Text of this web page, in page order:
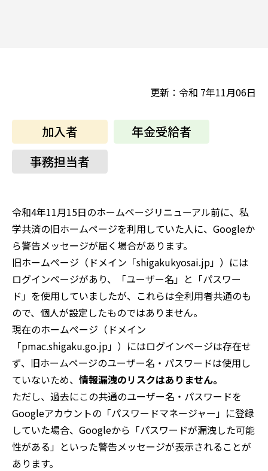
更新：令和 7年11月06日
加入者
年金受給者
事務担当者
令和4年11月15日のホームページリニューアル前に、私
学共済の旧ホームページを利用していた人に、Googleか
ら警告メッセージが届く場合があります。
旧ホームページ（ドメイン「shigakukyosai.jp」）には
ログインページがあり、「ユーザー名」と「パスワー
ド」を使用していましたが、これらは全利用者共通のも
ので、個人が設定したものではありません。
現在のホームページ（ドメイン
「pmac.shigaku.go.jp」）にはログインページは存在せ
ず、旧ホームページのユーザー名・パスワードは使用し
ていないため、 情報漏洩のリスクはありません。
ただし、過去にこの共通のユーザー名・パスワードを
Googleアカウントの「パスワードマネージャー」に登録
していた場合、Googleから「パスワードが漏洩した可能
性がある」といった警告メッセージが表示されることが
あります。